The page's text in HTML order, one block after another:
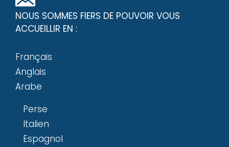
NOUS SOMMES FIERS DE POUVOIR VOUS
ACCUEILLIR EN :
Français
Anglais
Arabe
Perse
Italien
Espagnol